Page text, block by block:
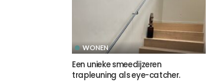
WONEN
Een unieke smeedijzeren
trapleuning als eye-catcher.